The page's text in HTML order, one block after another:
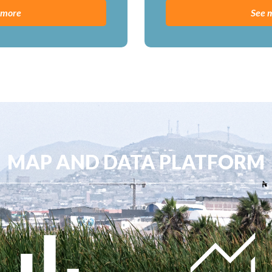
See
MAP AND DATA PLATFORM